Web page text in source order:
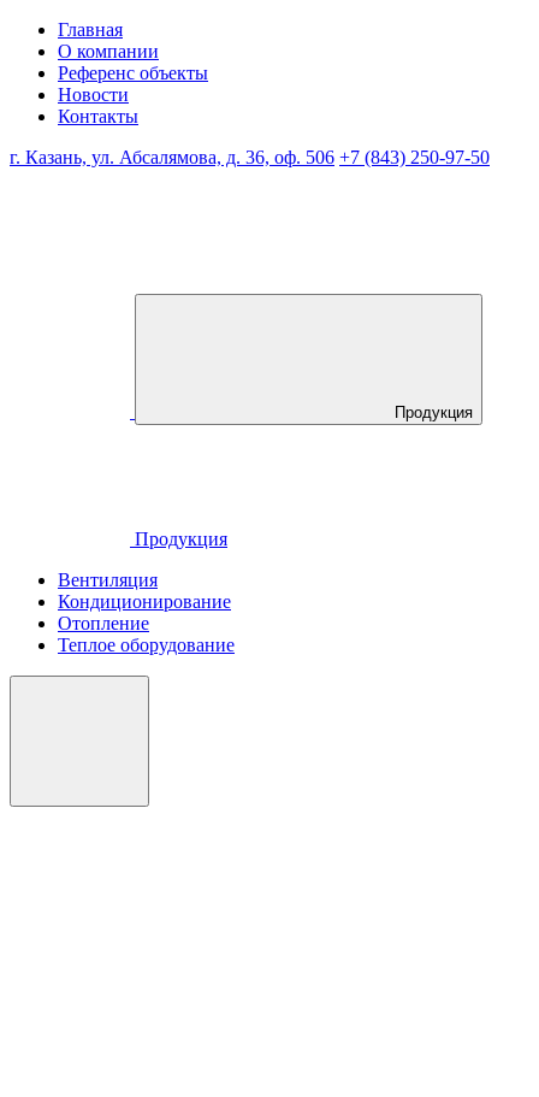
Главная
О компании
Референс объекты
Новости
Контакты
г. Казань, ул. Абсалямова, д. 36, оф. 506 +7 (843) 250-97-50
Продукция
Продукция
Вентиляция
Кондиционирование
Отопление
Теплое оборудование